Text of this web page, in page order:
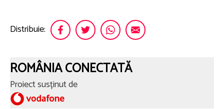
Distribuie:
ROMÂNIA CONECTATĂ
Proiect susținut de